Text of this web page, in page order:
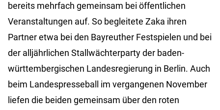
bereits mehrfach gemeinsam bei öffentlichen
Veranstaltungen auf. So begleitete Zaka ihren
Partner etwa bei den Bayreuther Festspielen und bei
der alljährlichen Stallwächterparty der baden-
württembergischen Landesregierung in Berlin. Auch
beim Landespresseball im vergangenen November
liefen die beiden gemeinsam über den roten